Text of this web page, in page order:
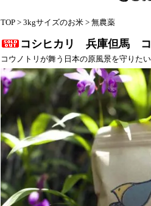
TOP > 3kgサイズのお米 > 無農薬
コシヒカリ 兵庫但馬
コウノトリが舞う日本の原風景を守りた